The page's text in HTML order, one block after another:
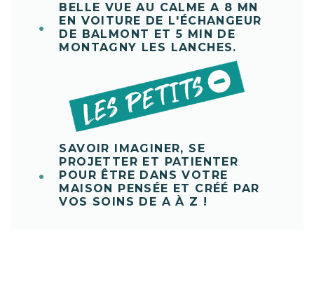
BELLE VUE AU CALME A 8 MN
EN VOITURE DE L'ÉCHANGEUR
DE BALMONT ET 5 MIN DE
MONTAGNY LES LANCHES.
SAVOIR IMAGINER, SE
PROJETTER ET PATIENTER
POUR ÊTRE DANS VOTRE
MAISON PENSÉE ET CRÉÉ PAR
VOS SOINS DE A À Z !